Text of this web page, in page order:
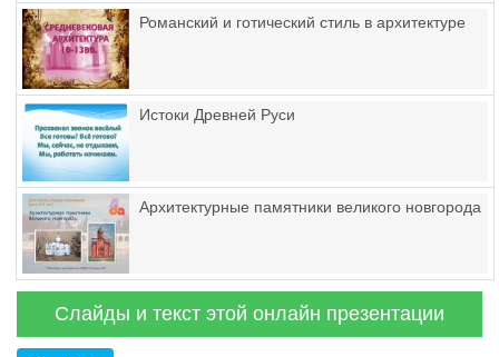
Романский и готический стиль в архитектуре
Истоки Древней Руси
Архитектурные памятники великого новгорода
Слайды и текст этой онлайн презентации